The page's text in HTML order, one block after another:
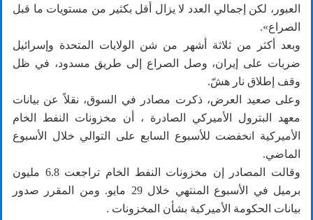
العبور، لكن إجمالي العدد لا يزال أقل بكثير من ⁠مستويات ما ⁠قبل
الصراع».
وبعد أكثر من ثلاثة أشهر من شن الولايات المتحدة وإسرائيل
ضربات على إيران، وصل الصراع إلى طريق مسدود، في ظل
وقف إطلاق نار هشّ.
وعلى صعيد العرض، ذكرت مصادر في السوق، نقلاً عن بيانات
معهد البترول الأميركي الصادرة ، أن مخزونات النفط الخام
الأميركية انخفضت للأسبوع السابع على التوالي خلال الأسبوع
الماضي.
وقالت المصادر إن مخزونات النفط الخام تراجعت 6.8 مليون
برميل في ​الأسبوع المنتهي خلال 29 ​مايو. ومن المقرر صدور
بيانات الحكومة الأميركية بشأن المخزونات .